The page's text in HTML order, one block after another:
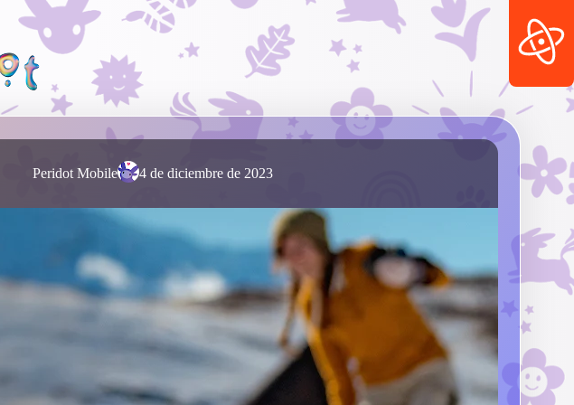
Peridot Mobile 4 de diciembre de 2023